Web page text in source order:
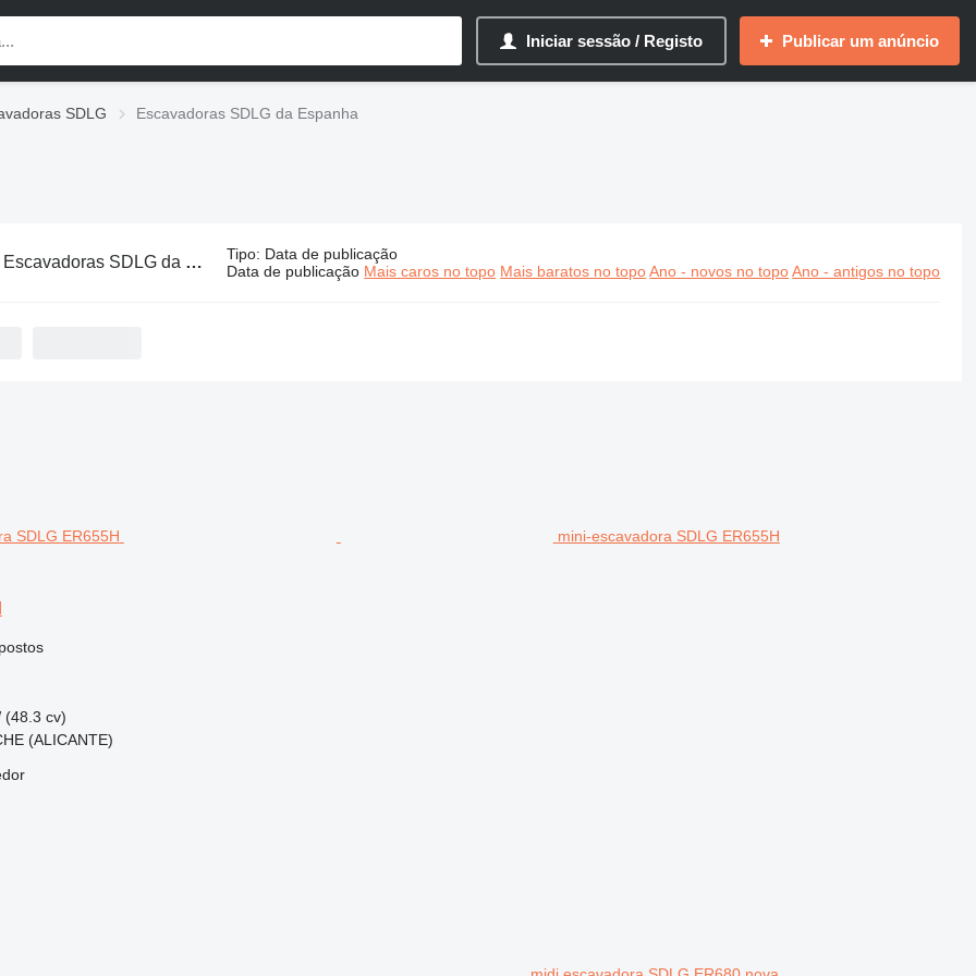
Iniciar sessão / Registo Publicar um anúncio
SDLG Escavadoras SDLG da Espanha
Escavadoras SDLG da Espanha Tipo: Data de publicação
Data de publicação Mais caros no topo Mais baratos no topo Ano - novos no topo Ano - antigos no topo
mini-escavadora SDLG ER655H
(48.3 cv)
(ALICANTE)